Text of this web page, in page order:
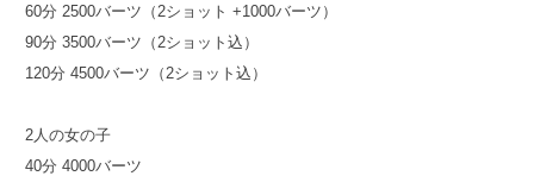
60分 2500バーツ（2ショット +1000バーツ）
90分 3500バーツ（2ショット込）
120分 4500バーツ（2ショット込）
2人の女の子
40分 4000バーツ